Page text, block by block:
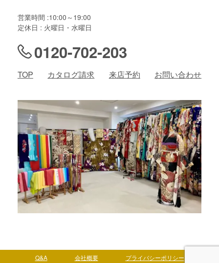
営業時間 :10:00～19:00
定休日 : 火曜日・水曜日
0120-702-203
TOP カタログ請求 来店予約 お問い合わせ
Q&A 会社概要 プライバシーポリシー